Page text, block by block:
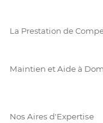
La Prestation de
Maintien et Aide à
Nos Aires d'Expertise